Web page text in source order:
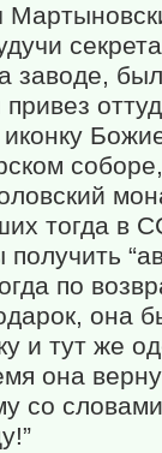
заводе, был
тогда в
по
она
и тут же
она
со